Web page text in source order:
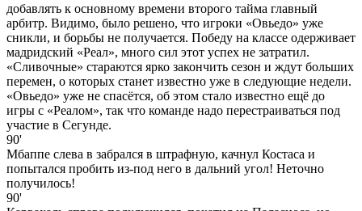
добавлять к основному времени второго тайма главный
арбитр. Видимо, было решено, что игроки «Овьедо» уже
сникли, и борьбы не получается. Победу на классе одерживает
мадридский «Реал», много сил этот успех не затратил.
«Сливочные» стараются ярко закончить сезон и ждут больших
перемен, о которых станет известно уже в следующие недели.
«Овьедо» уже не спасётся, об этом стало известно ещё до
игры с «Реалом», так что команде надо перестраиваться под
участие в Сегунде.
90'
Мбаппе слева в забрался в штрафную, качнул Костаса и
попытался пробить из-под него в дальний угол! Неточно
получилось!
90'